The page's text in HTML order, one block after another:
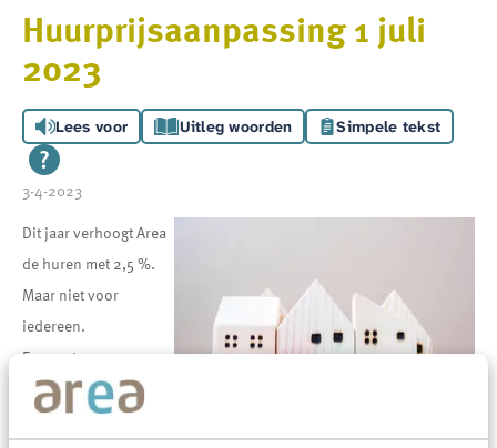
Huurprijsaanpassing 1 juli
2023
Lees voor Uitleg woorden Simpele tekst
3-4-2023
Dit jaar verhoogt Area
de huren met 2,5 %.
Maar niet voor
iedereen.
Een grote groep
huurders krijgt een
huurverlaging en